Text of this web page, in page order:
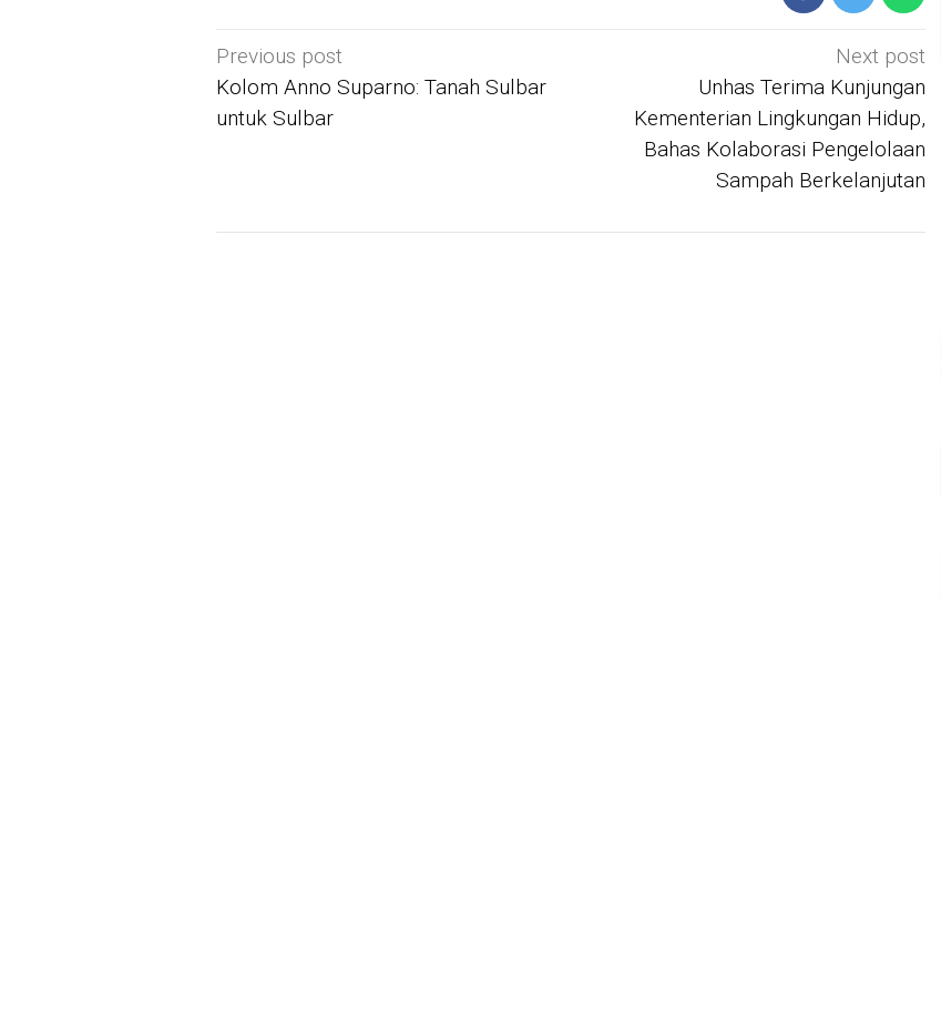
Post
navigation
Previous post
Kolom Anno Suparno: Tanah Sulbar
untuk Sulbar
Next post
Unhas Terima Kunjungan
Kementerian Lingkungan Hidup,
Bahas Kolaborasi Pengelolaan
Sampah Berkelanjutan